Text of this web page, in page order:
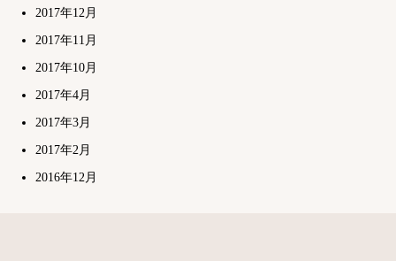
2017年12月
2017年11月
2017年10月
2017年4月
2017年3月
2017年2月
2016年12月